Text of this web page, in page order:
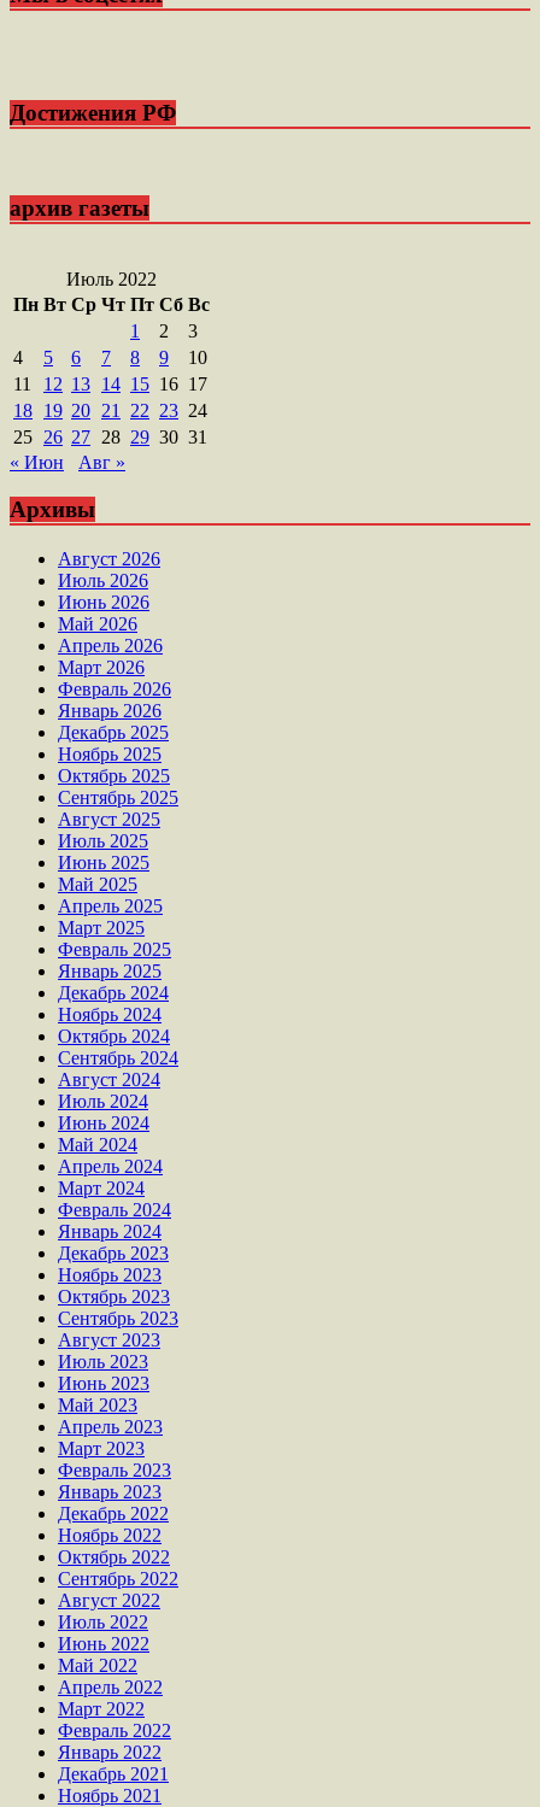
Достижения РФ
архив газеты
Июль 2022
Пн Вт Ср Чт Пт Сб Вс
1
2
3
4
5 6 7 8 9
10
11
12 13 14 15 16 17
18 19 20 21 22 23 24
25 26 27 28 29 30 31
« Июн
Авг »
Архивы
Август 2026
Июль 2026
Июнь 2026
Май 2026
Апрель 2026
Март 2026
Февраль 2026
Январь 2026
Декабрь 2025
Ноябрь 2025
Октябрь 2025
Сентябрь 2025
Август 2025
Июль 2025
Июнь 2025
Май 2025
Апрель 2025
Март 2025
Февраль 2025
Январь 2025
Декабрь 2024
Ноябрь 2024
Октябрь 2024
Сентябрь 2024
Август 2024
Июль 2024
Июнь 2024
Май 2024
Апрель 2024
Март 2024
Февраль 2024
Январь 2024
Декабрь 2023
Ноябрь 2023
Октябрь 2023
Сентябрь 2023
Август 2023
Июль 2023
Июнь 2023
Май 2023
Апрель 2023
Март 2023
Февраль 2023
Январь 2023
Декабрь 2022
Ноябрь 2022
Октябрь 2022
Сентябрь 2022
Август 2022
Июль 2022
Июнь 2022
Май 2022
Апрель 2022
Март 2022
Февраль 2022
Январь 2022
Декабрь 2021
Ноябрь 2021